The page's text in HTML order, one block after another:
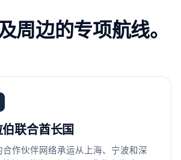
周边的专项航线。
联合酋长国
作伙伴网络承运从上海、宁波和深